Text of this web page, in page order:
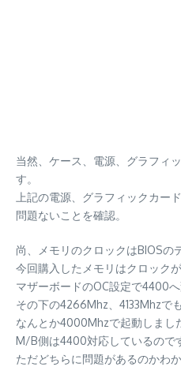
当然、ケース、電源、グラフィ
す。
上記の電源、グラフィックカー
問題ないことを確認。
尚、メモリのクロックはBIOSの
今回購入したメモリはクロック
マザーボードのOC設定で4400へ
その下の4266Mhz、4133Mhzで
なんとか4000Mhzで起動しまし
M/B側は4400対応しているので
ただどちらに問題があるのかわ